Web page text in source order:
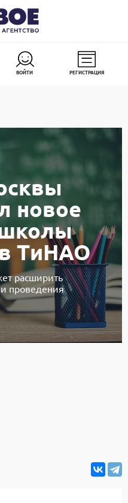
ВОЙТИ РЕГИСТРАЦИЯ
новое
в ТиНАО
расширить
проведения